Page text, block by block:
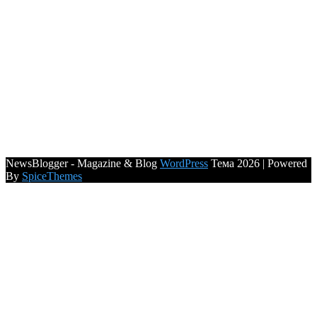
NewsBlogger - Magazine & Blog WordPress Тема 2026 | Powered
By SpiceThemes